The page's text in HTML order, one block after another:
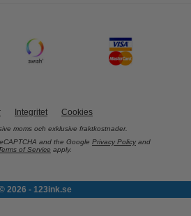
Integritet Cookies
moms och exklusive fraktkostnader.
and the Google Privacy Policy and
of Service apply.
2026 - 123ink.se